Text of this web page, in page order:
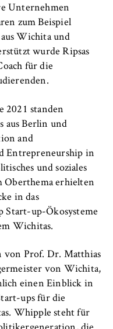
Unternehmen
zum Beispiel
aus Wichita und
wurde Ripsas
für die
2021 standen
aus Berlin und
and
Entrepreneurship in
und soziales
Oberthema erhielten
in das
Start-up-Ökosysteme
Wichitas.
von Prof. Dr. Matthias
von Wichita,
einen Einblick in
ups für die
Whipple steht für
Frontend-
die
dass der Nutzer
bleibt.